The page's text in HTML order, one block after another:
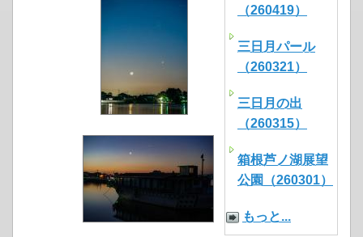
（260419）
三日月パール
（260321）
三日月の出
（260315）
箱根芦ノ湖展望
公園（260301）
もっと...